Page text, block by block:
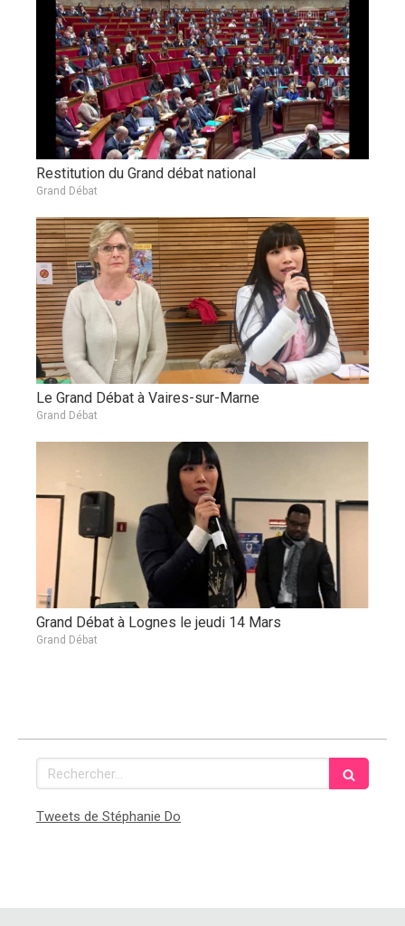
Restitution du Grand débat national
Grand Débat
Le Grand Débat à Vaires-sur-Marne
Grand Débat
Grand Débat à Lognes le jeudi 14 Mars
Grand Débat
Rechercher
Tweets de Stéphanie Do